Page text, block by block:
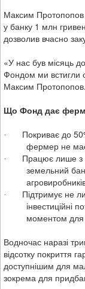
Максим Протопопов
у банку 1 млн
дозволив вчасно
«У нас був місяць
Фондом ми встигли
Максим Протопопов.
Що Фонд дає
· Покриває до
фермер не
· Працює лише з
земельний
·
Підтримує не
інвестиційні
моментом для
Водночас наразі
відсотку покриття
доступнішим для
зокрема для